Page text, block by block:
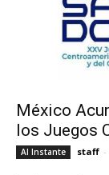
México
los Juegos
Al Instante staff -